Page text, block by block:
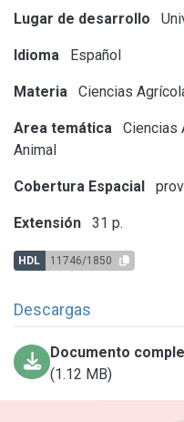
Lugar de desarrollo
Idioma Español
Materia Ciencias
Area temática
Ciencias
Animal
Cobertura Espacial
Extensión 31 p.
HDL 11746/1850
Descargas
Documento
(1.12 MB)